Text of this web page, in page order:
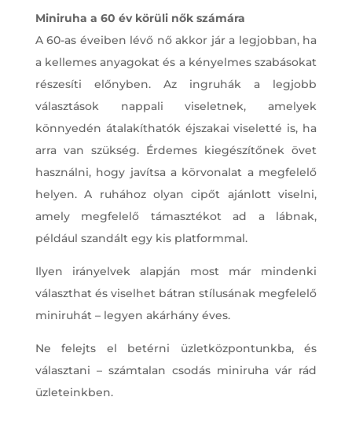
Miniruha a 60 év körüli nők számára
A 60-as éveiben lévő nő akkor jár a legjobban, ha
a kellemes anyagokat és a kényelmes szabásokat
részesíti előnyben. Az ingruhák a legjobb
választások nappali viseletnek, amelyek
könnyedén átalakíthatók éjszakai viseletté is, ha
arra van szükség. Érdemes kiegészítőnek övet
használni, hogy javítsa a körvonalat a megfelelő
helyen. A ruhához olyan cipőt ajánlott viselni,
amely megfelelő támasztékot ad a lábnak,
például szandált egy kis platformmal.
Ilyen irányelvek alapján most már mindenki
választhat és viselhet bátran stílusának megfelelő
miniruhát – legyen akárhány éves.
Ne felejts el betérni üzletközpontunkba, és
választani – számtalan csodás miniruha vár rád
üzleteinkben.